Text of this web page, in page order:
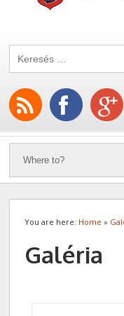
You are here: Home »
Galéria